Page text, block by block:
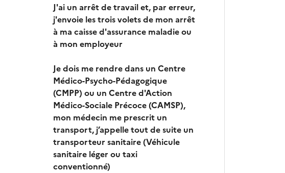
J'ai un arrêt de travail et, par erreur,
j'envoie les trois volets de mon arrêt
à ma caisse d'assurance maladie ou
à mon employeur
Je dois me rendre dans un Centre
Médico-Psycho-Pédagogique
(CMPP) ou un Centre d'Action
Médico-Sociale Précoce (CAMSP),
mon médecin me prescrit un
transport, j’appelle tout de suite un
transporteur sanitaire (Véhicule
sanitaire léger ou taxi
conventionné)